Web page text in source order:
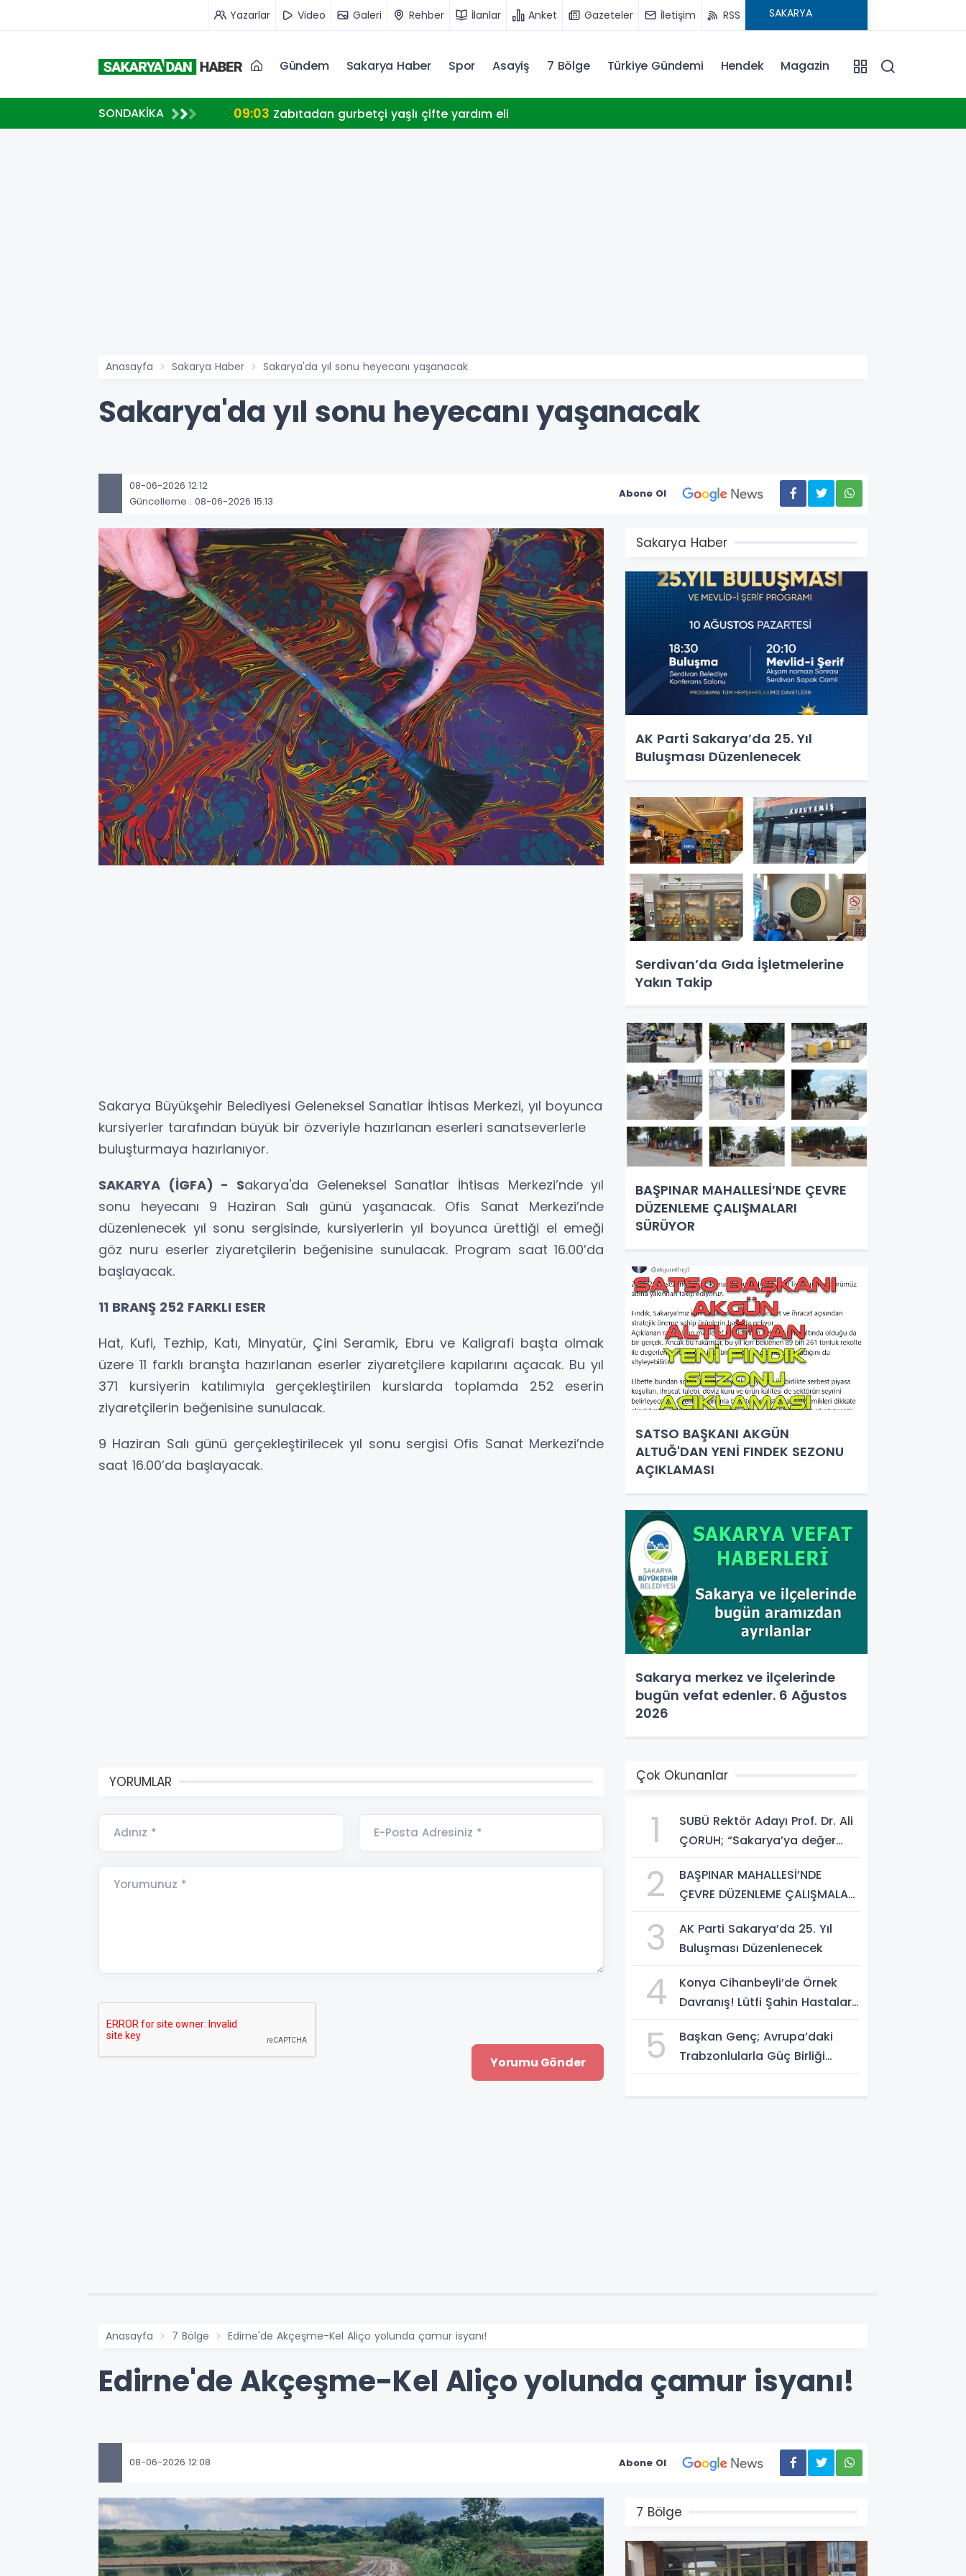
Yazarlar Video Galeri Rehber İlanlar Anket Gazeteler İletişim RSS
Gündem Sakarya Haber Spor Asayiş 7 Bölge Türkiye Gündemi Hendek Magazin
SONDAKİKA 09:03 Zabıtadan gurbetçi yaşlı çifte yardım eli
Anasayfa Sakarya Haber Sakarya'da yıl sonu heyecanı yaşanacak
Sakarya'da yıl sonu heyecanı yaşanacak
08-06-2026 12:12
Güncelleme : 08-06-2026 15:13
Abone Ol
Sakarya Büyükşehir Belediyesi Geleneksel Sanatlar İhtisas Merkezi, yıl boyunca
kursiyerler tarafından büyük bir özveriyle hazırlanan eserleri sanatseverlerle
buluşturmaya hazırlanıyor.
SAKARYA (İGFA) - Sakarya'da Geleneksel Sanatlar İhtisas Merkezi’nde yıl
sonu heyecanı 9 Haziran Salı günü yaşanacak. Ofis Sanat Merkezi’nde
düzenlenecek yıl sonu sergisinde, kursiyerlerin yıl boyunca ürettiği el emeği
göz nuru eserler ziyaretçilerin beğenisine sunulacak. Program saat 16.00’da
başlayacak.
11 BRANŞ 252 FARKLI ESER
Hat, Kufi, Tezhip, Katı, Minyatür, Çini Seramik, Ebru ve Kaligrafi başta olmak
üzere 11 farklı branşta hazırlanan eserler ziyaretçilere kapılarını açacak. Bu yıl
371 kursiyerin katılımıyla gerçekleştirilen kurslarda toplamda 252 eserin
ziyaretçilerin beğenisine sunulacak.
9 Haziran Salı günü gerçekleştirilecek yıl sonu sergisi Ofis Sanat Merkezi’nde
saat 16.00’da başlayacak.
YORUMLAR
Adınız * E-Posta Adresiniz *
Yorumunuz *
Sakarya Haber
AK Parti Sakarya’da 25. Yıl
Buluşması Düzenlenecek
Serdivan’da Gıda İşletmelerine
Yakın Takip
BAŞPINAR MAHALLESİ’NDE ÇEVRE
DÜZENLEME ÇALIŞMALARI
SÜRÜYOR
SATSO BAŞKANI AKGÜN
ALTUĞ'DAN YENİ FINDEK SEZONU
AÇIKLAMASI
Sakarya merkez ve ilçelerinde
bugün vefat edenler. 6 Ağustos
2026
Çok Okunanlar
1
SUBÜ Rektör Adayı Prof. Dr. Ali
ÇORUH; “Sakarya’ya değer
etmek istiyorum”
2
BAŞPINAR MAHALLESİ’NDE
ÇEVRE DÜZENLEME ÇALIŞMALARI
3
AK Parti Sakarya’da 25. Yıl
Buluşması Düzenlenecek
4
Konya Cihanbeyli’de Örnek
Davranış! Lütfi Şahin Hastalara
5
Başkan Genç; Avrupa’daki
Trabzonlularla Güç Birliği
Anasayfa 7 Bölge Edirne'de Akçeşme-Kel Aliço yolunda çamur isyanı!
Edirne'de Akçeşme-Kel Aliço yolunda çamur isyanı!
08-06-2026 12:08 Abone Ol
7 Bölge